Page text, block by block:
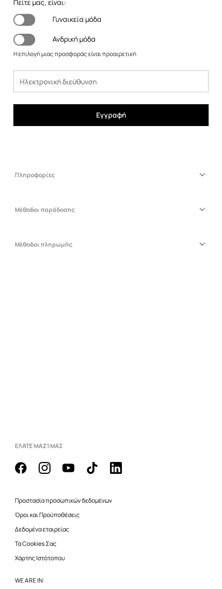
Πείτε μας, είναι:
Γυναικεία μόδα
Ανδρική μόδα
Η επιλογή μιας προσφοράς είναι προαιρετική
Εγγραφή
Πληροφορίες
Μέθοδοι παράδοσης
Μέθοδοι πληρωμής
ΕΛΆΤΕ ΜΑΖΊ ΜΑΣ
Προστασία προσωπικών δεδομένων
Όροι και Προϋποθέσεις
Δεδομένα εταιρείας
Τα Cookies Σας
Χάρτης Ιστότοπου
WE ARE IN: